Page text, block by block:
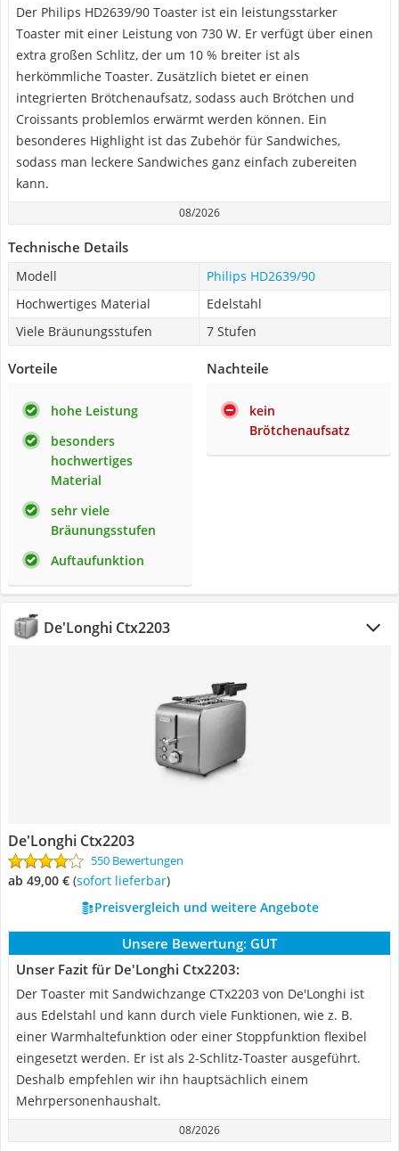
Der Philips HD2639/90 Toaster ist ein leistungsstarker
Toaster mit einer Leistung von 730 W. Er verfügt über einen
extra großen Schlitz, der um 10 % breiter ist als
herkömmliche Toaster. Zusätzlich bietet er einen
integrierten Brötchenaufsatz, sodass auch Brötchen und
Croissants problemlos erwärmt werden können. Ein
besonderes Highlight ist das Zubehör für Sandwiches,
sodass man leckere Sandwiches ganz einfach zubereiten
kann.
08/2026
Technische Details
Modell
Philips HD2639/90
Hochwertiges Material
Edelstahl
Viele Bräunungsstufen
7 Stufen
Vorteile
hohe Leistung
besonders
hochwertiges
Material
sehr viele
Bräunungsstufen
Auftaufunktion
Nachteile
kein
Brötchenaufsatz
De'Longhi Ctx2203
De'Longhi Ctx2203
550 Bewertungen
ab 49,00 € ( Sofort lieferbar)
Preisvergleich und weitere Angebote
Unsere Bewertung: GUT
Unser Fazit für De'Longhi Ctx2203:
Der Toaster mit Sandwichzange CTx2203 von De'Longhi ist
aus Edelstahl und kann durch viele Funktionen, wie z. B.
einer Warmhaltefunktion oder einer Stoppfunktion flexibel
eingesetzt werden. Er ist als 2-Schlitz-Toaster ausgeführt.
Deshalb empfehlen wir ihn hauptsächlich einem
Mehrpersonenhaushalt.
08/2026